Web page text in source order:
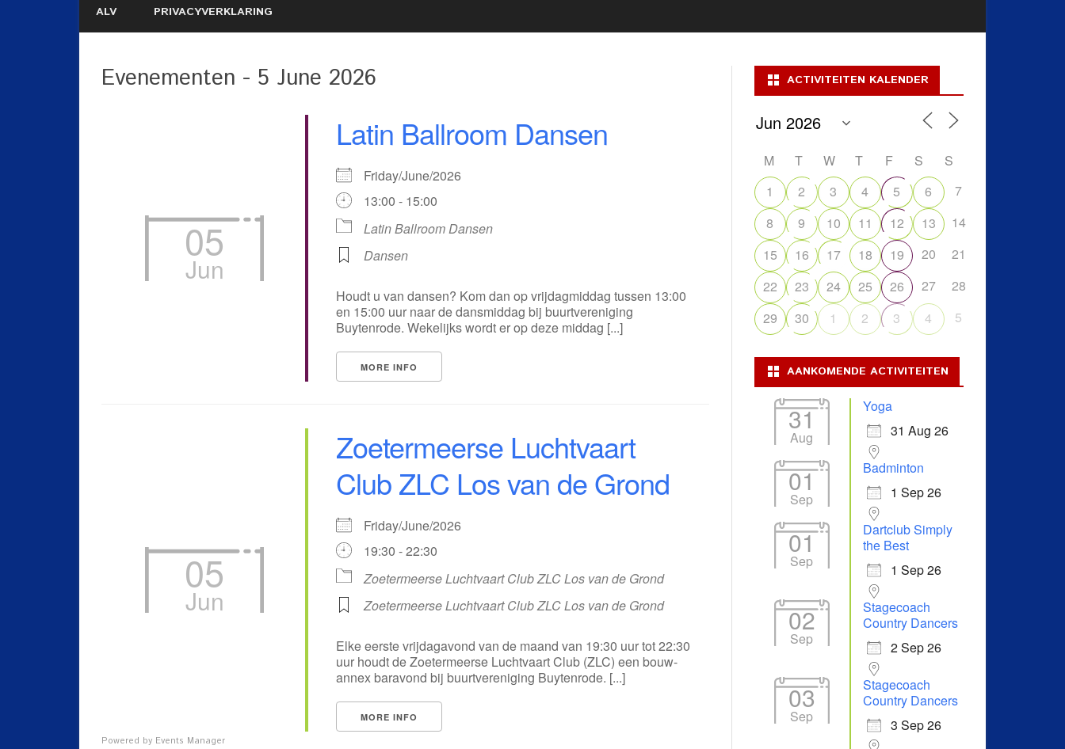
WEBSITE
DARTTOERNOOI DARTCLUB
SIMPLY THE BEST
ZAALVERHUUR
ALV PRIVACYVERKLARING
Evenementen - 5 June 2026
05
Jun
Latin Ballroom Dansen
Friday/June/2026
13:00 - 15:00
Latin Ballroom Dansen
Dansen
Houdt u van dansen? Kom dan op vrijdagmiddag tussen 13:00
en 15:00 uur naar de dansmiddag bij buurtvereniging
Buytenrode. Wekelijks wordt er op deze middag [...]
MORE INFO
05
Jun
Zoetermeerse Luchtvaart
Club ZLC Los van de Grond
Friday/June/2026
19:30 - 22:30
Zoetermeerse Luchtvaart Club ZLC Los van de Grond
Zoetermeerse Luchtvaart Club ZLC Los van de Grond
Elke eerste vrijdagavond van de maand van 19:30 uur tot 22:30
uur houdt de Zoetermeerse Luchtvaart Club (ZLC) een bouw-
annex baravond bij buurtvereniging Buytenrode. [...]
MORE INFO
Powered by Events Manager
ACTIVITEITEN KALENDER
M T W T F S
S
1
2 3 4 5 6
7
8
9 10 11 12 13
14
15
16 17 18 19 20
21
22
23 24 25 26 27
28
29
30 1 2 3 4 5
AANKOMENDE ACTIVITEITEN
31
Aug
Yoga
31 Aug 26
01
Sep
Badminton
1 Sep 26
01
Sep
Dartclub Simply
the Best
1 Sep 26
02
Sep
Stagecoach
Country Dancers
2 Sep 26
03
Sep
Stagecoach
Country Dancers
3 Sep 26